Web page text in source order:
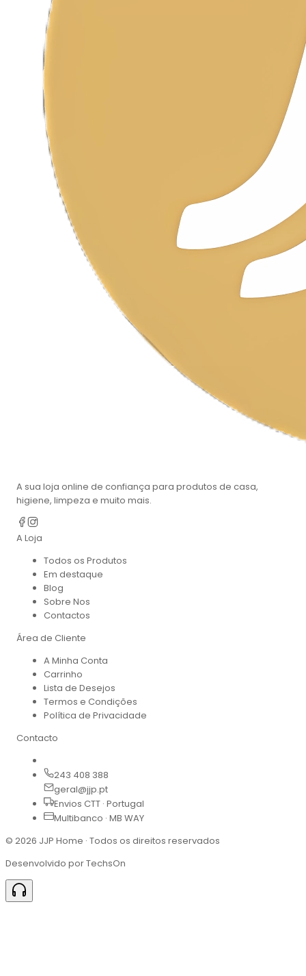
A sua loja online de confiança para produtos de casa,
higiene, limpeza e muito mais.
A Loja
Todos os Produtos
Em destaque
Blog
Sobre Nos
Contactos
Área de Cliente
A Minha Conta
Carrinho
Lista de Desejos
Termos e Condições
Política de Privacidade
Contacto
243 408 388
geral@jjp.pt
Envios CTT · Portugal
Multibanco · MB WAY
© 2026 JJP Home · Todos os direitos reservados
Desenvolvido por TechsOn